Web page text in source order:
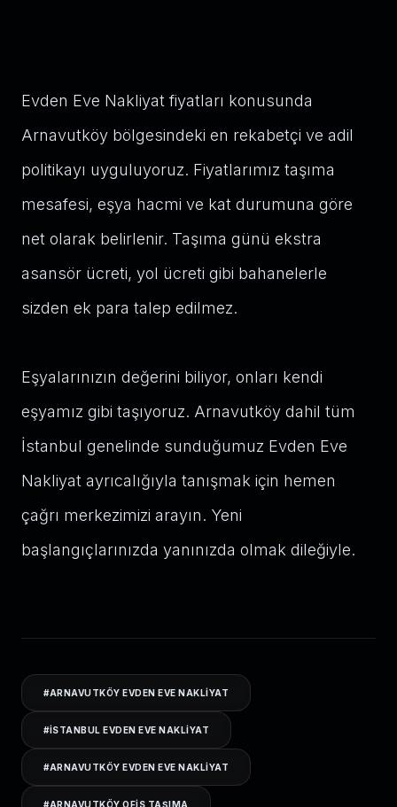
Evden Eve Nakliyat fiyatları konusunda
Arnavutköy bölgesindeki en rekabetçi ve adil
politikayı uyguluyoruz. Fiyatlarımız taşıma
mesafesi, eşya hacmi ve kat durumuna göre
net olarak belirlenir. Taşıma günü ekstra
asansör ücreti, yol ücreti gibi bahanelerle
sizden ek para talep edilmez.
Eşyalarınızın değerini biliyor, onları kendi
eşyamız gibi taşıyoruz. Arnavutköy dahil tüm
İstanbul genelinde sunduğumuz Evden Eve
Nakliyat ayrıcalığıyla tanışmak için hemen
çağrı merkezimizi arayın. Yeni
başlangıçlarınızda yanınızda olmak dileğiyle.
#ARNAVUTKÖY EVDEN EVE NAKLIYAT
#ISTANBUL EVDEN EVE NAKLIYAT
#ARNAVUTKÖY EVDEN EVE NAKLIYAT
#ARNAVUTKÖY OFIS TAŞIMA